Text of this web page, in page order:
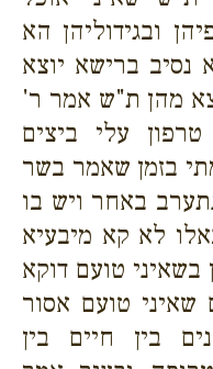
ובגידוליהן הא
נסיב ברישא יוצא
מהן ת"ש אמר ר'
עלי ביצים
בזמן שאמר בשר
באחר ויש בו
לא קא מיבעיא
בשאיני טועם דוקא
טועם אסור
בין חיים בין